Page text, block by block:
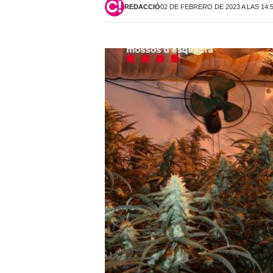
REDACCIÓ02 DE FEBRERO DE 2023 A LAS